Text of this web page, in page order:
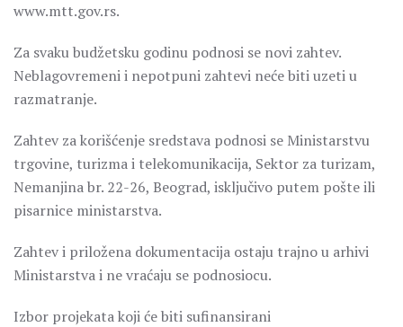
www.mtt.gov.rs.
Za svaku budžetsku godinu podnosi se novi zahtev.
Neblagovremeni i nepotpuni zahtevi neće biti uzeti u
razmatranje.
Zahtev za korišćenje sredstava podnosi se Ministarstvu
trgovine, turizma i telekomunikacija, Sektor za turizam,
Nemanjina br. 22-26, Beograd, isključivo putem pošte ili
pisarnice ministarstva.
Zahtev i priložena dokumentacija ostaju trajno u arhivi
Ministarstva i ne vraćaju se podnosiocu.
Izbor projekata koji će biti sufinansirani